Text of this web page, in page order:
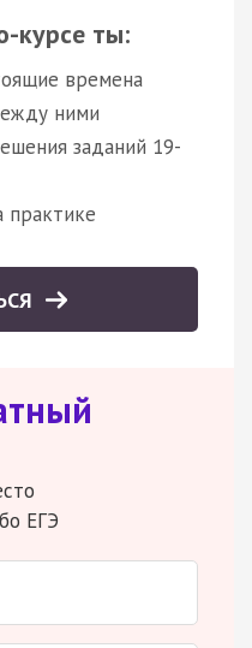
курсе ты:
времена
ними
заданий 19-
практике
ЕГЭ